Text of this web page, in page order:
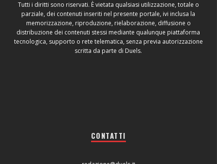
Tutti i diritti sono riservati. È vietata qualsiasi utilizzazione, totale o
parziale, dei contenuti inseriti nel presente portale, ivi inclusa la
memorizzazione, riproduzione, rielaborazione, diffusione o
distribuzione dei contenuti stessi mediante qualunque piattaforma
tecnologica, supporto o rete telematica, senza previa autorizzazione
scritta da parte di Duels.
CONTATTI